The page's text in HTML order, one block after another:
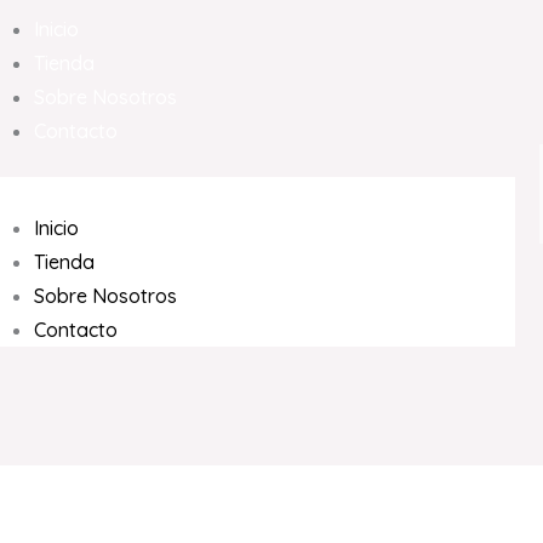
Inicio
Tienda
Sobre Nosotros
Contacto